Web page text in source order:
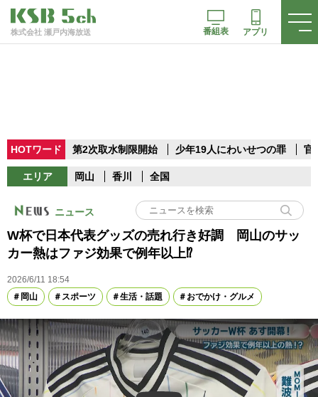
株式会社 瀬戸内海放送 番組表 アプリ
HOTワード 第2次取水制限開始 少年19人にわいせつの罪 官
エリア 岡山 香川 全国
ニュース
W杯で日本代表グッズの売れ行き好調 岡山のサッ
カー熱はファジ効果で例年以上⁉
2026/6/11 18:54
岡山
スポーツ 生活・話題 おでかけ・グルメ